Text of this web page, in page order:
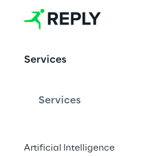
Services
Services
Artificial Intelligence
Quantum
Europe